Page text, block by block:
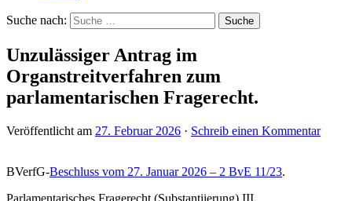
Suche nach:
Unzulässiger Antrag im
Organstreitverfahren zum
parlamentarischen Fragerecht.
Veröffentlicht am 27. Februar 2026 · Schreib einen Kommentar
BVerfG-Beschluss vom 27. Januar 2026 – 2 BvE 11/23.
Parlamentarisches Fragerecht (Substantiierung) III.